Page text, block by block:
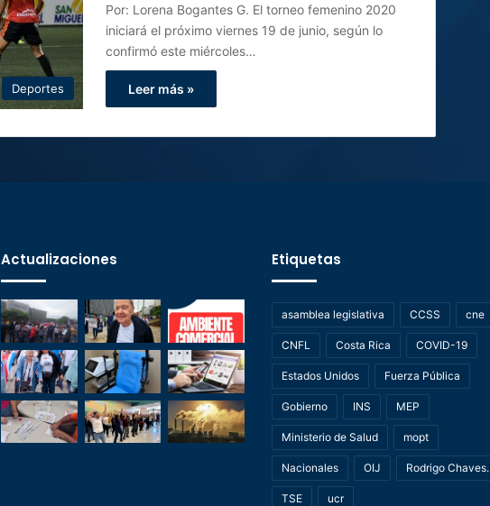
Deportes
Por: Lorena Bogantes G. El torneo femenino 2020
iniciará el próximo viernes 19 de junio, según lo
confirmó este miércoles…
Leer más »
Actualizaciones Etiquetas
asamblea legislativa CCSS cne
CNFL Costa Rica COVID-19
Estados Unidos Fuerza Pública
Gobierno INS MEP
Ministerio de Salud mopt
Nacionales OIJ Rodrigo Chaves.
TSE ucr